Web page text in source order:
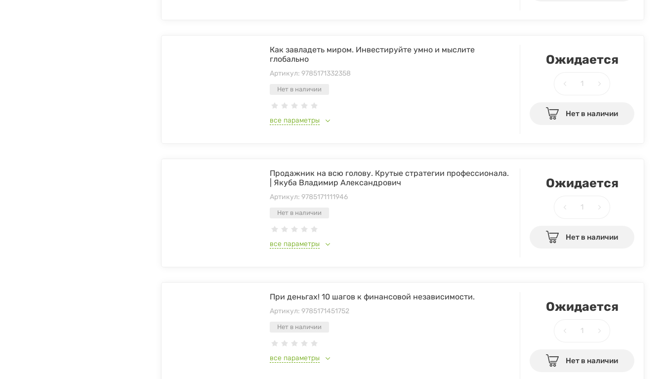
Нет в наличии
Как завладеть миром. Инвестируйте умно и мыслите
глобально
Артикул: 9785171332358
все параметры
Ожидается
Нет в наличии
Нет в наличии
Продажник на всю голову. Крутые стратегии профессионала.
| Якуба Владимир Александрович
Артикул: 9785171111946
все параметры
Ожидается
Нет в наличии
Нет в наличии
При деньгах! 10 шагов к финансовой независимости.
Артикул: 9785171451752
все параметры
Ожидается
Нет в наличии